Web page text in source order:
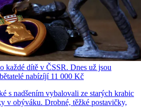
každé dítě v ČSSR. Dnes už jsou
nabízíjí 11 000 Kč
s nadšením vybalovali ze starých krabic
v obýváku. Drobné, těžké postavičky,